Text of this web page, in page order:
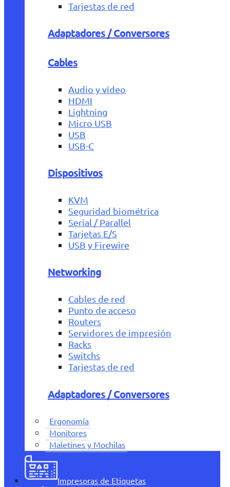
Tarjestas de red
Adaptadores / Conversores
Cables
Audio y vídeo
HDMI
Lightning
Micro USB
USB
USB-C
Dispositivos
KVM
Seguridad biométrica
Serial / Parallel
Tarjetas E/S
USB y Firewire
Networking
Cables de red
Punto de acceso
Routers
Servidores de impresión
Racks
Switchs
Tarjestas de red
Adaptadores / Conversores
Ergonomía
Monitores
Maletines y Mochilas
Impresoras de Etiquetas